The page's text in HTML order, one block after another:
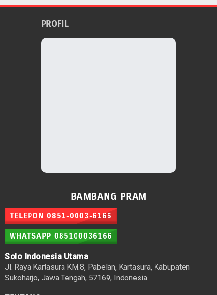
PROFIL
BAMBANG PRAM
TELEPON 0851-0003-6166
WHATSAPP 085100036166
Solo Indonesia Utama
Jl. Raya Kartasura KM.8, Pabelan, Kartasura, Kabupaten
Sukoharjo, Jawa Tengah, 57169, Indonesia